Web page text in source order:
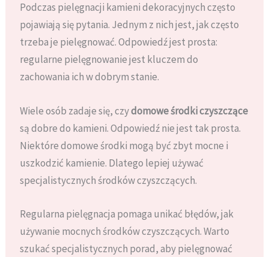
Podczas pielęgnacji kamieni dekoracyjnych często
pojawiają się pytania. Jednym z nich jest, jak często
trzeba je pielęgnować. Odpowiedź jest prosta:
regularne pielęgnowanie jest kluczem do
zachowania ich w dobrym stanie.
Wiele osób zadaje się, czydomowe środki czyszczące
są dobre do kamieni. Odpowiedź nie jest tak prosta.
Niektóre domowe środki mogą być zbyt mocne i
uszkodzić kamienie. Dlatego lepiej używać
specjalistycznych środków czyszczących.
Regularna pielęgnacja pomaga unikać błędów, jak
używanie mocnych środków czyszczących. Warto
szukać specjalistycznych porad, aby pielęgnować